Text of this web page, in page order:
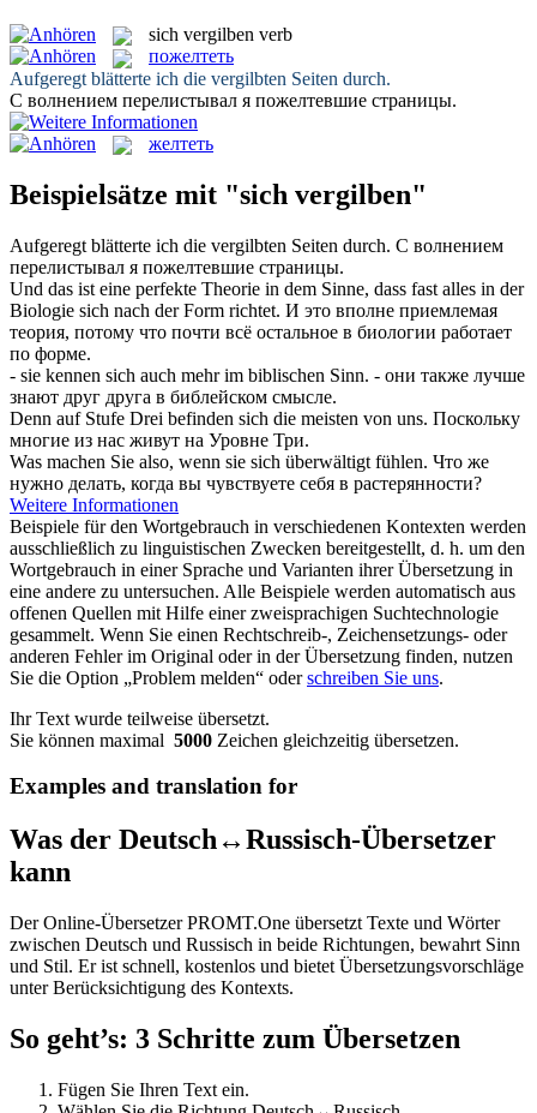
sich vergilben verb
пожелтеть
Aufgeregt blätterte ich die vergilbten Seiten durch.
С волнением перелистывал я пожелтевшие страницы.
желтеть
Beispielsätze mit "sich vergilben"
Aufgeregt blätterte ich die vergilbten Seiten durch. С волнением
перелистывал я пожелтевшие страницы.
Und das ist eine perfekte Theorie in dem Sinne, dass fast alles in der
Biologie sich nach der Form richtet. И это вполне приемлемая
теория, потому что почти всё остальное в биологии работает
по форме.
- sie kennen sich auch mehr im biblischen Sinn. - они также лучше
знают друг друга в библейском смысле.
Denn auf Stufe Drei befinden sich die meisten von uns. Поскольку
многие из нас живут на Уровне Три.
Was machen Sie also, wenn sie sich überwältigt fühlen. Что же
нужно делать, когда вы чувствуете себя в растерянности?
Weitere Informationen
Beispiele für den Wortgebrauch in verschiedenen Kontexten werden
ausschließlich zu linguistischen Zwecken bereitgestellt, d. h. um den
Wortgebrauch in einer Sprache und Varianten ihrer Übersetzung in
eine andere zu untersuchen. Alle Beispiele werden automatisch aus
offenen Quellen mit Hilfe einer zweisprachigen Suchtechnologie
gesammelt. Wenn Sie einen Rechtschreib-, Zeichensetzungs- oder
anderen Fehler im Original oder in der Übersetzung finden, nutzen
Sie die Option „Problem melden“ oderschreiben Sie uns.
Ihr Text wurde teilweise übersetzt.
Sie können maximal 5000 Zeichen gleichzeitig übersetzen.
Examples and translation for
Was der Deutsch↔Russisch-Übersetzer
kann
Der Online-Übersetzer PROMT.One übersetzt Texte und Wörter
zwischen Deutsch und Russisch in beide Richtungen, bewahrt Sinn
und Stil. Er ist schnell, kostenlos und bietet Übersetzungsvorschläge
unter Berücksichtigung des Kontexts.
So geht’s: 3 Schritte zum Übersetzen
Fügen Sie Ihren Text ein.